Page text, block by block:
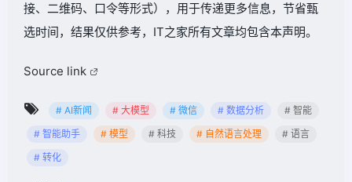
接、二维码、口令等形式），用于传递更多信息，节省甄
选时间，结果仅供参考，IT之家所有文章均包含本声明。
Source link
# AI新闻 # 大模型 # 微信 # 数据分析
# 智能
# 智能助手
# 模型 # 科技 # 自然语言处理
# 语言
# 转化